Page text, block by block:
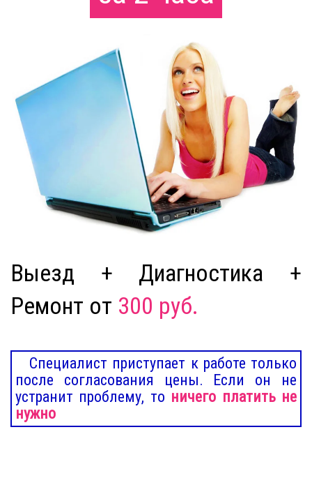
Выезд + Диагностика +
Ремонт от 300 руб.
Специалист приступает к работе только
после согласования цены. Если он не
устранит проблему, то ничего платить не
нужно